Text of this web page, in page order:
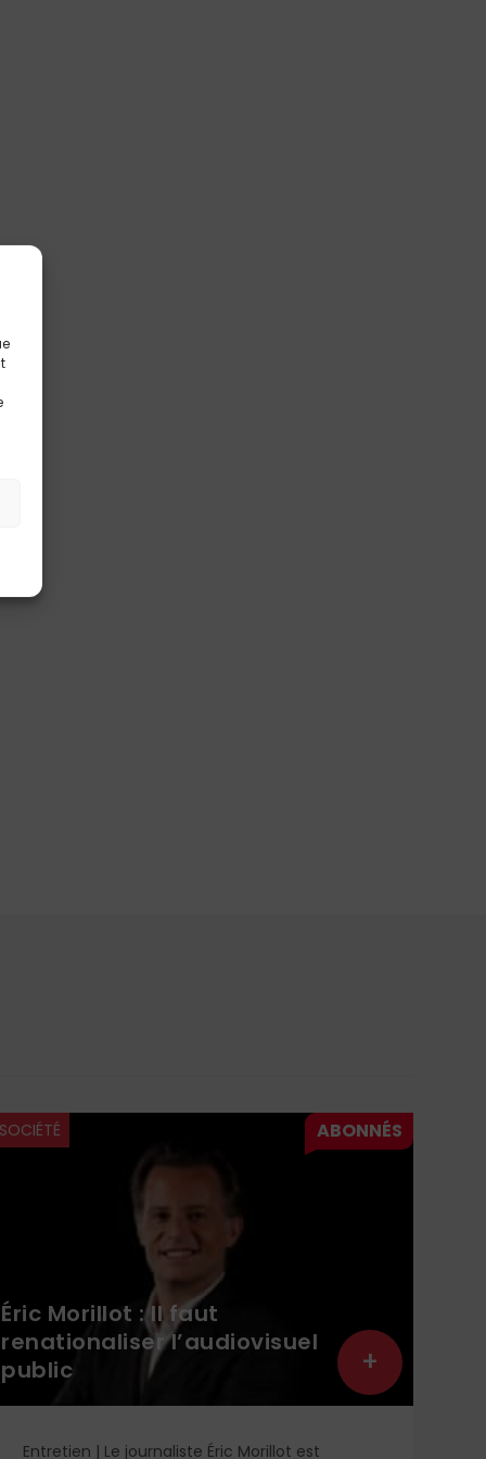
SOCIÉTÉ
Éric Morillot : Il faut
renationaliser l’audiovisuel
public
Entretien | Le journaliste Éric Morillot est
+